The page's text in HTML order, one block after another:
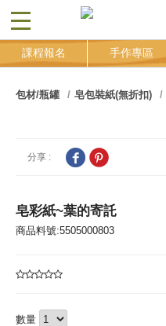
CLOSE
課程報名 手作專區
包材/瓶罐 皂包裝紙(無折扣)
分享 :
皂彩紙~葉的寄託
商品料號:5505000803
數量